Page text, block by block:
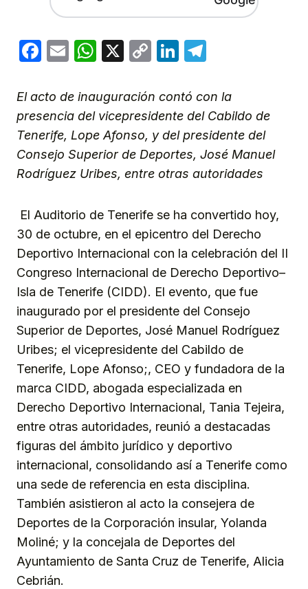
Facebook
EmailWhatsApp
X
CopyLinkedIn
El acto de inauguración contó con la
presencia del vicepresidente del Cabildo de
Tenerife, Lope Afonso, y del presidente del
Consejo Superior de Deportes, José Manuel
Rodríguez Uribes, entre otras autoridades
El Auditorio de Tenerife se ha convertido hoy,
30 de octubre, en el epicentro del Derecho
Deportivo Internacional con la celebración del II
Congreso Internacional de Derecho Deportivo–
Isla de Tenerife (CIDD). El evento, que fue
inaugurado por el presidente del Consejo
Superior de Deportes, José Manuel Rodríguez
Uribes; el vicepresidente del Cabildo de
Tenerife, Lope Afonso;, CEO y fundadora de la
marca CIDD, abogada especializada en
Derecho Deportivo Internacional, Tania Tejeira,
entre otras autoridades, reunió a destacadas
figuras del ámbito jurídico y deportivo
internacional, consolidando así a Tenerife como
una sede de referencia en esta disciplina.
También asistieron al acto la consejera de
Deportes de la Corporación insular, Yolanda
Moliné; y la concejala de Deportes del
Ayuntamiento de Santa Cruz de Tenerife, Alicia
Cebrián.